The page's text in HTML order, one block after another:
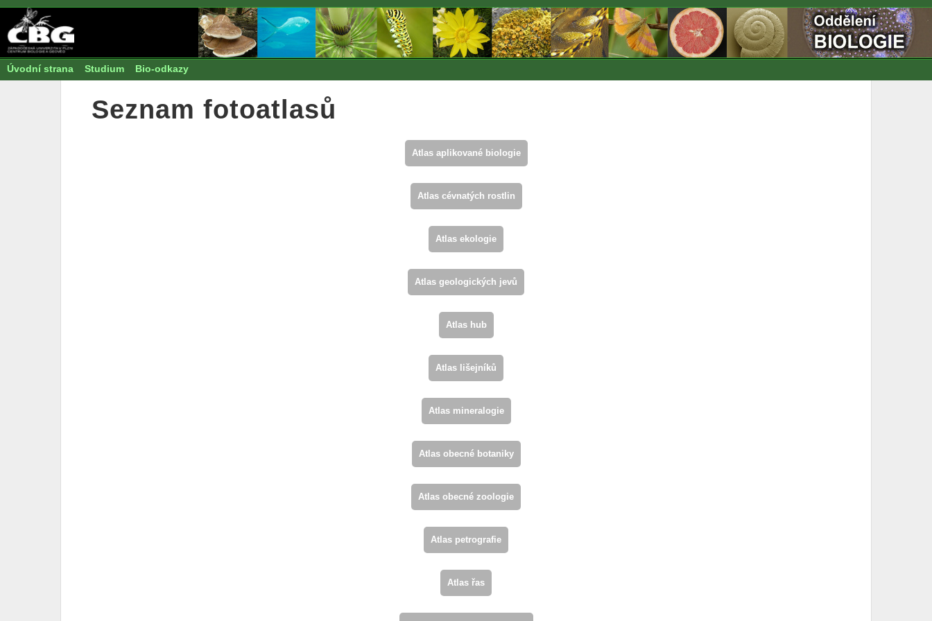
Úvodní strana Studium Bio-odkazy
Seznam fotoatlasů
Atlas aplikované biologie
Atlas cévnatých rostlin
Atlas ekologie
Atlas geologických jevů
Atlas hub
Atlas lišejníků
Atlas mineralogie
Atlas obecné botaniky
Atlas obecné zoologie
Atlas petrografie
Atlas řas